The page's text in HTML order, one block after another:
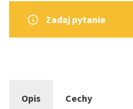
Zadaj pytanie
Opis Cechy